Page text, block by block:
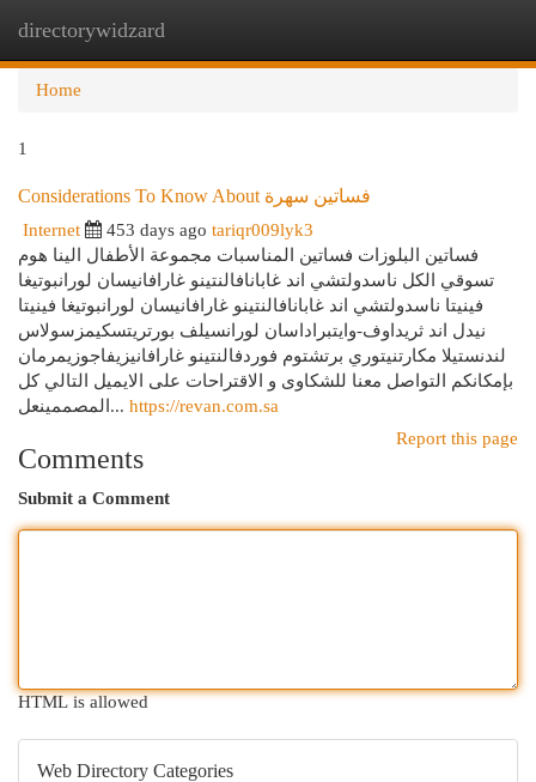
directorywidzard
Home
1
Considerations To Know About فساتين سهرة
Internet 453 days ago tariqr009lyk3
فساتين البلوزات فساتين المناسبات مجموعة الأطفال الينا هوم
تسوقي الكل ناسدولتشي اند غابانافالنتينو غارافانيسان لورانبوتيغا
فينيتا ناسدولتشي اند غابانافالنتينو غارافانيسان لورانبوتيغا فينيتا
نيدل اند ثريداوف-وايتبراداسان لورانسيلف بورتريتسكيمزسولاس
لندنستيلا مكارتنيتوري برتشتوم فوردفالنتينو غارافانيزيفاجوزيمرمان
بإمكانكم التواصل معنا للشكاوى و الاقتراحات على الايميل التالي كل
المصممينعل... https://revan.com.sa
Report this page
Comments
Submit a Comment
HTML is allowed
Web Directory Categories